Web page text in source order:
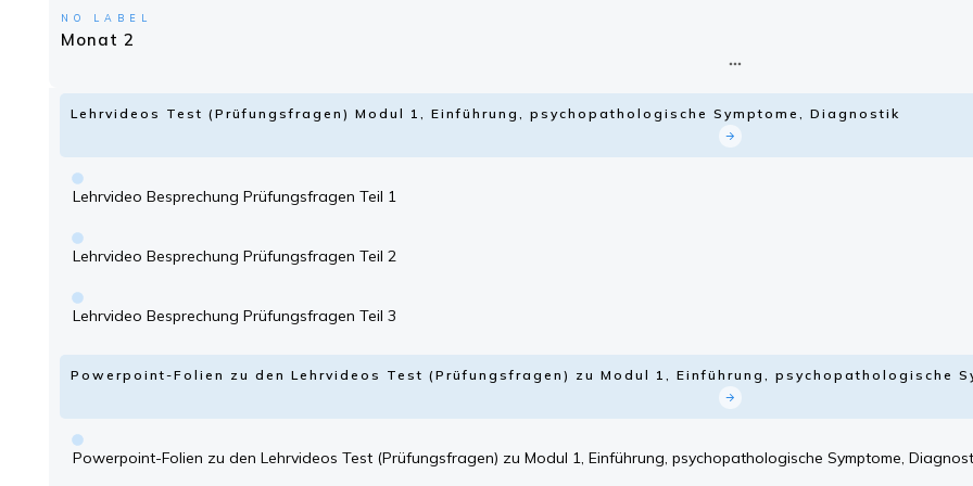
NO LABEL
Monat 2
Lehrvideos Test (Prüfungsfragen) Modul 1, Einführung, psychopathologische Symptome, Diagnostik
Lehrvideo Besprechung Prüfungsfragen Teil 1
Lehrvideo Besprechung Prüfungsfragen Teil 2
Lehrvideo Besprechung Prüfungsfragen Teil 3
Powerpoint-Folien zu den Lehrvideos Test (Prüfungsfragen) zu Modul 1, Einführung, psychopathologische
Powerpoint-Folien zu den Lehrvideos Test (Prüfungsfragen) zu Modul 1, Einführung, psychopathologische Symptome,